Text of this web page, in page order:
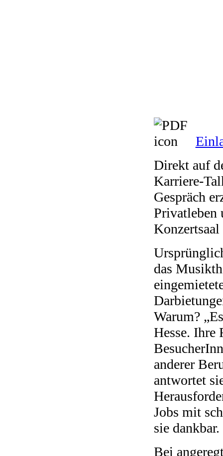
Direkt auf
Karriere-
Gespräch
Privatleben
das
Warum?
Hesse.
anderer
antwortet
Jobs mit
sie dankbar.
Bei